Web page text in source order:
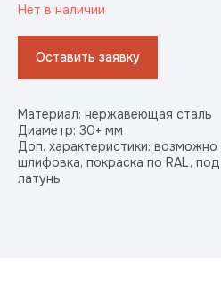
Нет в наличии
Оставить заявку
Материал: нержавеющая сталь
Диаметр: 30+ мм
Доп. характеристики:
шлифовка, покраска по RAL,
латунь